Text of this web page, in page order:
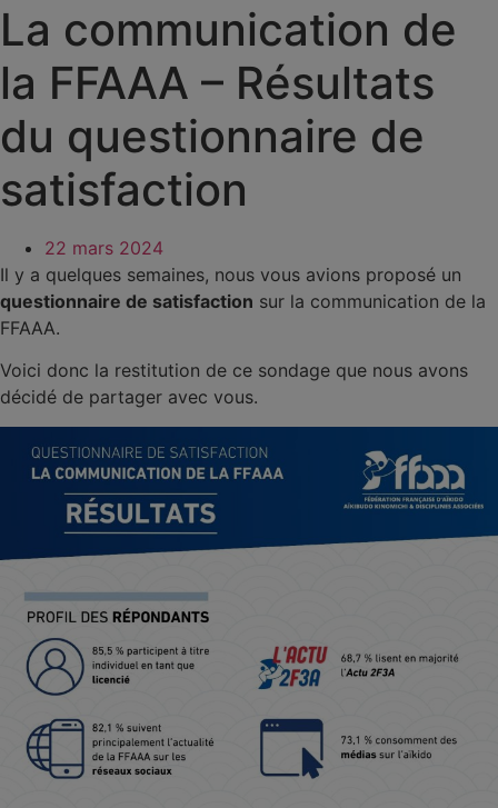
La communication de
la FFAAA – Résultats
du questionnaire de
satisfaction
22 mars 2024
Il y a quelques semaines, nous vous avions proposé un
questionnaire de satisfaction sur la communication de la
FFAAA.
Voici donc la restitution de ce sondage que nous avons
décidé de partager avec vous.